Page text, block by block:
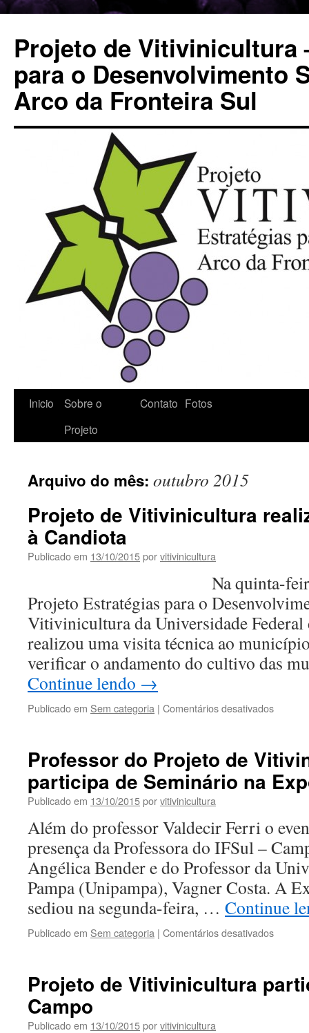
conteúdo
Projeto de Vitivinicultura
para o Desenvolvimento
Arco da Fronteira Sul
Inicio
Sobre o
Projeto
Contato Fotos
Arquivo do mês: outubro 2015
Projeto de Vitivinicultura
à Candiota
Publicado em 13/10/2015porvitivinicultura
Na quinta-feira, 08
Projeto Estratégias para o
Vitivinicultura da Universidade Federal
realizou uma visita técnica ao
verificar o andamento do cultivo das
Continue lendo →
Publicado em Sem categoria | Comentários desativadosem
realiza
visita
técnica
Professor do Projeto de
participa de Seminário na
Publicado em 13/10/2015porvitivinicultura
Além do professor Valdecir Ferri o
presença da Professora do IFSul –
Angélica Bender e do Professor da
Pampa (Unipampa), Vagner Costa. A
sediou na segunda-feira, … Continue
Publicado em Sem categoria | Comentários desativadosem
de
Projeto de Vitivinicultura
Campo
Publicado em 13/10/2015porvitivinicultura